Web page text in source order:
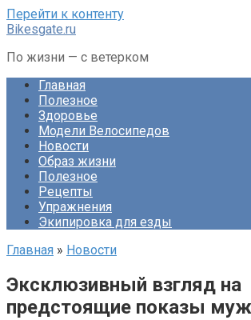
Перейти к контенту
Bikesgate.ru
По жизни — с ветерком
Главная
Полезное
Здоровье
Модели Велосипедов
Новости
Образ жизни
Полезное
Рецепты
Упражнения
Экипировка для езды
Главная » Новости
Эксклюзивный взгляд на
предстоящие показы